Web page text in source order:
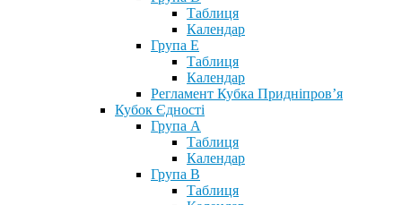
Таблиця
Календар
Група Е
Таблиця
Календар
Регламент Кубка Придніпров’я
Кубок Єдності
Група А
Таблиця
Календар
Група В
Таблиця